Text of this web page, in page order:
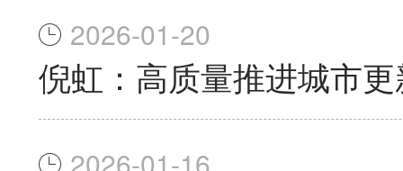
2026-01-20
倪虹：高质量推进城市